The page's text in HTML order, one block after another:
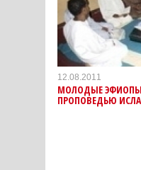
12.08.2011
МОЛОДЫЕ ЭФИОПЫ
ПРОПОВЕДЬЮ